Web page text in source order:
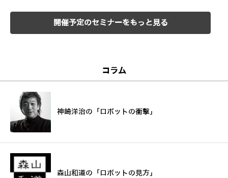
開催予定のセミナーをもっと見る
コラム
神崎洋治の「ロボットの衝撃」
森山和道の「ロボットの見方」